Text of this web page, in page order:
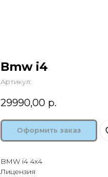
Bmw i4
Артикул:
29990,00 р.
Оформить заказ
BMW i4 4x4
Лицензия